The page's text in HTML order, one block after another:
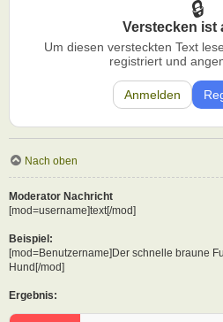
Verstecken ist
Um diesen versteckten Text
registriert und
Anmelden
Nach oben
Moderator Nachricht
[mod=username]text[/mod]
Beispiel:
[mod=Benutzername]Der schnelle braune
Hund[/mod]
Ergebnis: